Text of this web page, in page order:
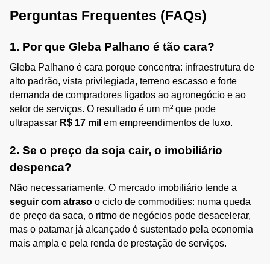
Perguntas Frequentes (FAQs)
1. Por que Gleba Palhano é tão cara?
Gleba Palhano é cara porque concentra: infraestrutura de
alto padrão, vista privilegiada, terreno escasso e forte
demanda de compradores ligados ao agronegócio e ao
setor de serviços. O resultado é um m² que pode
ultrapassar R$ 17 mil em empreendimentos de luxo.
2. Se o preço da soja cair, o imobiliário
despenca?
seguir com atraso o ciclo de commodities: numa queda
de preço da saca, o ritmo de negócios pode desacelerar,
mas o patamar já alcançado é sustentado pela economia
mais ampla e pela renda de prestação de serviços.